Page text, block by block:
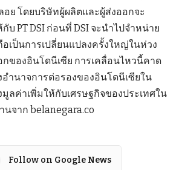
อย โดยบริษัทผู้ผลิตและผู้ส่งออกจะ
บ PT DSI ก่อนที่ DSI จะนำไปจำหน่าย
เป็นการเปลี่ยนแปลงครั้งใหญ่ในห่วง
ของอินโดนีเซีย การเคลื่อนไหวนี้คาด
อำนาจการต่อรองของอินโดนีเซียใน
ลค่าเพิ่มให้กับเศรษฐกิจของประเทศใน
นจาก belanegara.co
Follow on Google News